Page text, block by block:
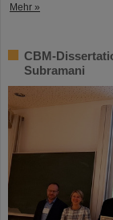
Mehr »
CBM-
Subramani